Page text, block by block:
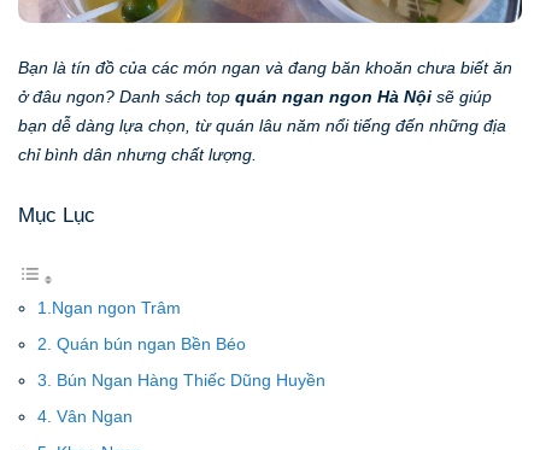
Bạn là tín đồ của các món ngan và đang băn khoăn chưa biết ăn
ở đâu ngon? Danh sách top quán ngan ngon Hà Nội sẽ giúp
bạn dễ dàng lựa chọn, từ quán lâu năm nổi tiếng đến những địa
chỉ bình dân nhưng chất lượng.
Mục Lục
1.Ngan ngon Trâm
2. Quán bún ngan Bền Béo
3. Bún Ngan Hàng Thiếc Dũng Huyền
4. Vân Ngan